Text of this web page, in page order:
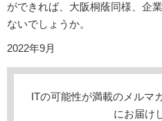
ができれば、大阪桐蔭同様、企
ないでしょうか。
2022年9月
ITの可能性が満載のメルマ
にお届け